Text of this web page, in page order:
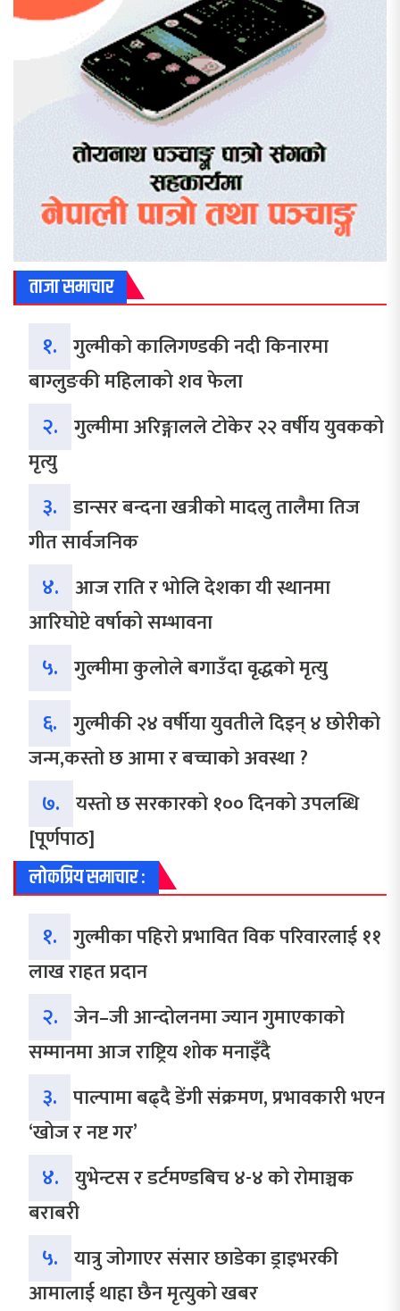
ताजा समाचार
१. गुल्मीको कालिगण्डकी नदी किनारमा
बाग्लुङकी महिलाको शव फेला
२. गुल्मीमा अरिङ्गालले टोकेर २२ वर्षीय युवकको
मृत्यु
३. डान्सर बन्दना खत्रीको मादलु तालैमा तिज
गीत सार्वजनिक
४. आज राति र भोलि देशका यी स्थानमा
आरिघोप्टे वर्षाको सम्भावना
५. गुल्मीमा कुलोले बगाउँदा वृद्धको मृत्यु
६. गुल्मीकी २४ वर्षीया युवतीले दिइन् ४ छोरीको
जन्म,कस्तो छ आमा र बच्चाको अवस्था ?
७. यस्तो छ सरकारको १०० दिनको उपलब्धि
[पूर्णपाठ]
लोकप्रिय समाचार :
१. गुल्मीका पहिरो प्रभावित विक परिवारलाई ११
लाख राहत प्रदान
२. जेन–जी आन्दोलनमा ज्यान गुमाएकाको
सम्मानमा आज राष्ट्रिय शोक मनाइँदै
३. पाल्पामा बढ्दै डेंगी संक्रमण, प्रभावकारी भएन
‘खोज र नष्ट गर’
४. युभेन्टस र डर्टमण्डबिच ४-४ को रोमाञ्चक
बराबरी
५. यात्रु जोगाएर संसार छाडेका ड्राइभरकी
आमालाई थाहा छैन मृत्युको खबर